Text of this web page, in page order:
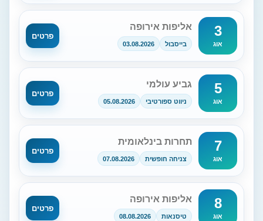
3
אוג
אליפות אירופה
בייסבול 03.08.2026
פרטים
5
אוג
גביע עולמי
ניווט ספורטיבי 05.08.2026
פרטים
7
אוג
תחרות בינלאומית
צניחה חופשית 07.08.2026
פרטים
8
אוג
אליפות אירופה
טיסנאות 08.08.2026
פרטים